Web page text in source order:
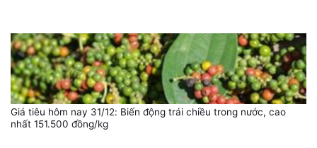
Giá tiêu hôm nay 31/12: Biến động trái chiều trong nước, cao
nhất 151.500 đồng/kg